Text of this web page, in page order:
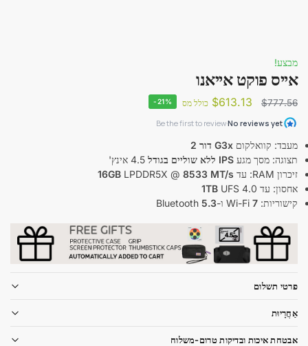
מבצע!
אייס פוקט אייאנו
$777.56
$613.13 כולל מס -21%
מעבד: קוואלקום G3x דור 2
תצוגה: מסך מגע IPS ללא שוליים בגודל
זיכרון RAM: עד
16GB LPDDR5X @ 8533 MT/s
אחסון: עד
1TB UFS 4.0
קישוריות: Wi-Fi 7 ו-Bluetooth5.3
פרטי תשלום
אַחֲרָיוּת
אבטחת איכות ובדיקות טרום-משלוח